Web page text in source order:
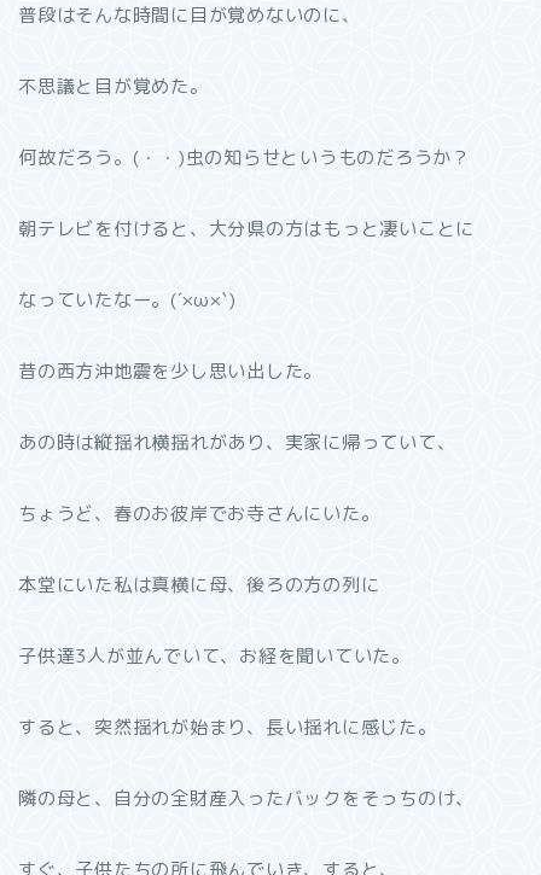
普段はそんな時間に目が覚めないのに、
不思議と目が覚めた。
何故だろう。(・・)虫の知らせというものだろうか？
朝テレビを付けると、大分県の方はもっと凄いことに
なっていたなー。(´×ω×`)
昔の西方沖地震を少し思い出した。
あの時は縦揺れ横揺れがあり、実家に帰っていて、
ちょうど、春のお彼岸でお寺さんにいた。
本堂にいた私は真横に母、後ろの方の列に
子供達3人が並んでいて、お経を聞いていた。
すると、突然揺れが始まり、長い揺れに感じた。
隣の母と、自分の全財産入ったバックをそっちのけ、
すぐ、子供たちの所に飛んでいき、すると、